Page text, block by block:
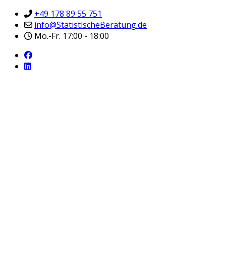
+49 178 89 55 751
info@StatistischeBeratung.de
Mo.-Fr. 17:00 - 18:00